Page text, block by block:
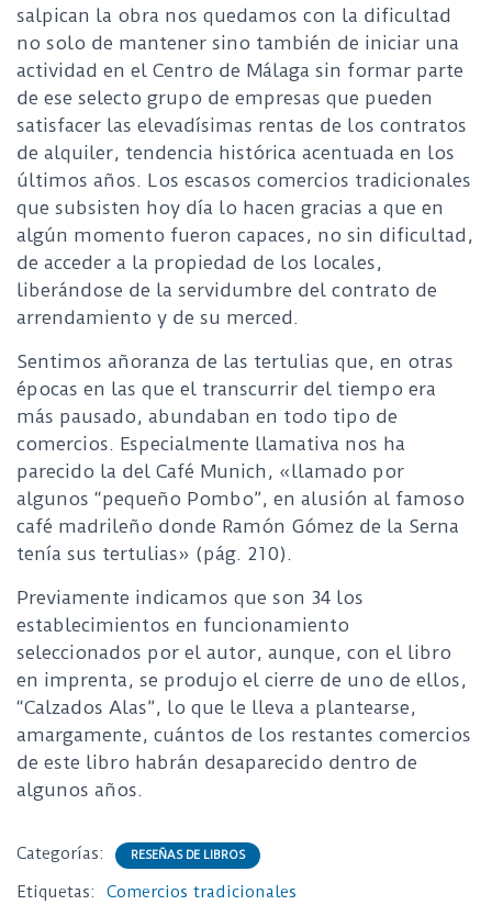
salpican la obra nos quedamos con la dificultad
no solo de mantener sino también de iniciar una
actividad en el Centro de Málaga sin formar parte
de ese selecto grupo de empresas que pueden
satisfacer las elevadísimas rentas de los contratos
de alquiler, tendencia histórica acentuada en los
últimos años. Los escasos comercios tradicionales
que subsisten hoy día lo hacen gracias a que en
algún momento fueron capaces, no sin dificultad,
de acceder a la propiedad de los locales,
liberándose de la servidumbre del contrato de
arrendamiento y de su merced.
Sentimos añoranza de las tertulias que, en otras
épocas en las que el transcurrir del tiempo era
más pausado, abundaban en todo tipo de
comercios. Especialmente llamativa nos ha
parecido la del Café Munich, «llamado por
algunos “pequeño Pombo”, en alusión al famoso
café madrileño donde Ramón Gómez de la Serna
tenía sus tertulias» (pág. 210).
Previamente indicamos que son 34 los
establecimientos en funcionamiento
seleccionados por el autor, aunque, con el libro
en imprenta, se produjo el cierre de uno de ellos,
“Calzados Alas”, lo que le lleva a plantearse,
amargamente, cuántos de los restantes comercios
de este libro habrán desaparecido dentro de
algunos años.
Categorías: RESEÑAS DE LIBROS
Etiquetas:
Comercios tradicionales